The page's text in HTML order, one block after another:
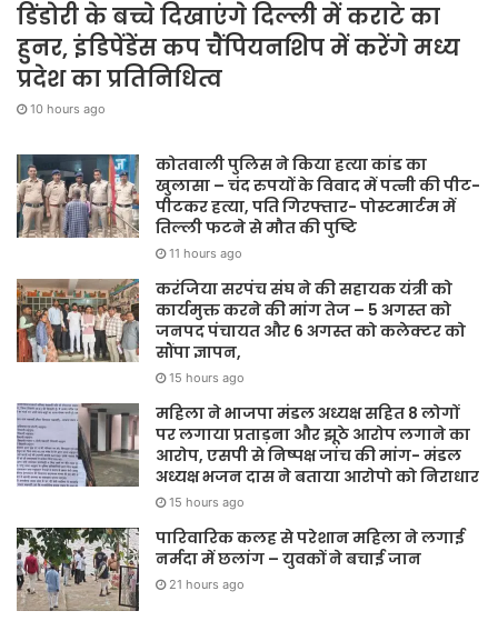
डिंडोरी के बच्चे दिखाएंगे दिल्ली में कराटे का
हुनर, इंडिपेंडेंस कप चैंपियनशिप में करेंगे मध्य
प्रदेश का प्रतिनिधित्व
10 hours ago
कोतवाली पुलिस ने किया हत्या कांड का
खुलासा – चंद रुपयों के विवाद में पत्नी की पीट-
पीटकर हत्या, पति गिरफ्तार- पोस्टमार्टम में
तिल्ली फटने से मौत की पुष्टि
11 hours ago
करंजिया सरपंच संघ ने की सहायक यंत्री को
कार्यमुक्त करने की मांग तेज – 5 अगस्त को
जनपद पंचायत और 6 अगस्त को कलेक्टर को
सौंपा ज्ञापन,
15 hours ago
महिला ने भाजपा मंडल अध्यक्ष सहित 8 लोगों
पर लगाया प्रताड़ना और झूठे आरोप लगाने का
आरोप, एसपी से निष्पक्ष जांच की मांग- मंडल
अध्यक्ष भजन दास ने बताया आरोपो को निराधार
15 hours ago
पारिवारिक कलह से परेशान महिला ने लगाई
नर्मदा में छलांग – युवकों ने बचाई जान
21 hours ago